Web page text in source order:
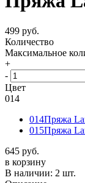
499 руб.
Количество
Максимальное
+
-
Цвет
014
014Пряжа
015Пряжа
645 руб.
в корзину
В наличии: 2 шт.